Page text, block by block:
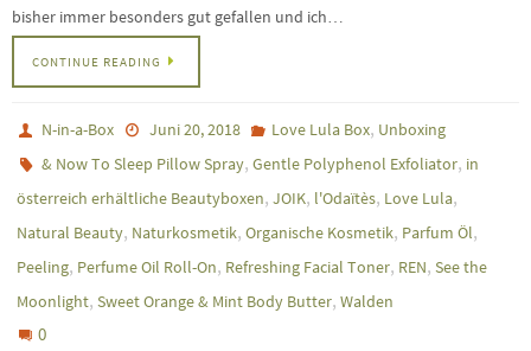
bisher immer besonders gut gefallen und ich…
CONTINUE READING
N-in-a-Box Juni 20, 2018 Love Lula Box, Unboxing
& Now To Sleep Pillow Spray,Gentle Polyphenol Exfoliator, in
österreich erhältliche Beautyboxen, JOIK, l'Odaïtès, Love Lula,
Natural Beauty, Naturkosmetik, Organische Kosmetik, Parfum Öl,
Peeling, Perfume Oil Roll-On, Refreshing Facial Toner, REN, See the
Moonlight, Sweet Orange & Mint Body Butter, Walden
0